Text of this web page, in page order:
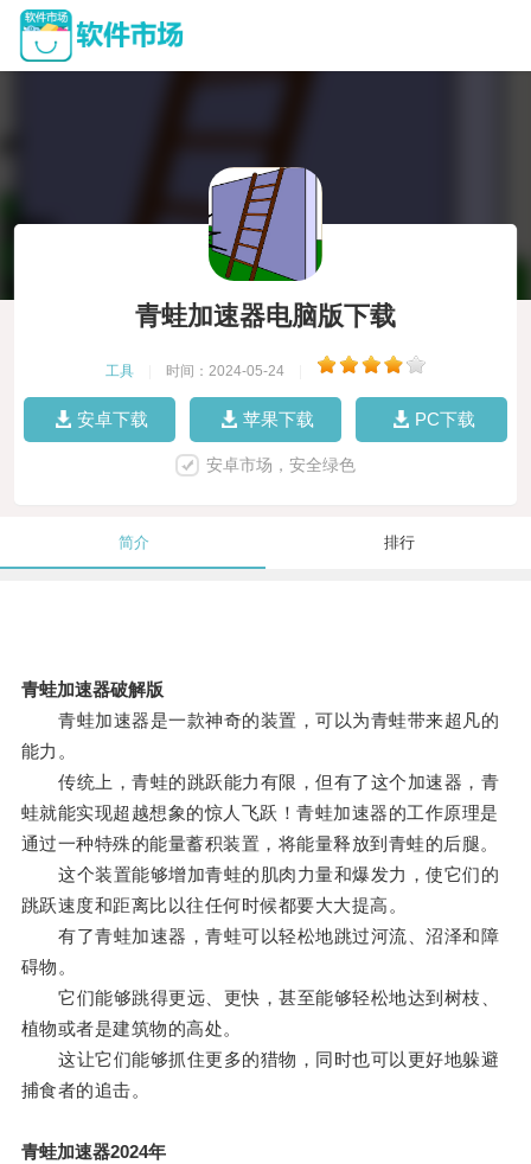
青蛙加速器电脑版下载
工具 时间：2024-05-24
安卓下载 苹果下载 PC下载
安卓市场，安全绿色
简介 排行
青蛙加速器破解版
青蛙加速器是一款神奇的装置，可以为青蛙带来超凡的
能力。
传统上，青蛙的跳跃能力有限，但有了这个加速器，青
蛙就能实现超越想象的惊人飞跃！青蛙加速器的工作原理是
通过一种特殊的能量蓄积装置，将能量释放到青蛙的后腿。
这个装置能够增加青蛙的肌肉力量和爆发力，使它们的
跳跃速度和距离比以往任何时候都要大大提高。
有了青蛙加速器，青蛙可以轻松地跳过河流、沼泽和障
碍物。
它们能够跳得更远、更快，甚至能够轻松地达到树枝、
植物或者是建筑物的高处。
这让它们能够抓住更多的猎物，同时也可以更好地躲避
捕食者的追击。
青蛙加速器2024年